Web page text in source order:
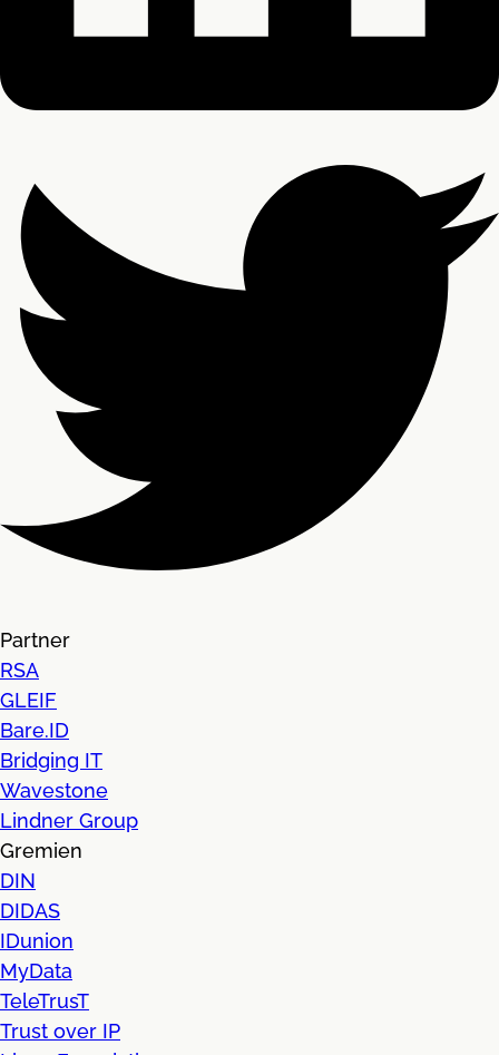
Partner
RSA
GLEIF
Bare.ID
Bridging IT
Wavestone
Lindner Group
Gremien
DIN
DIDAS
IDunion
MyData
TeleTrusT
Trust over IP